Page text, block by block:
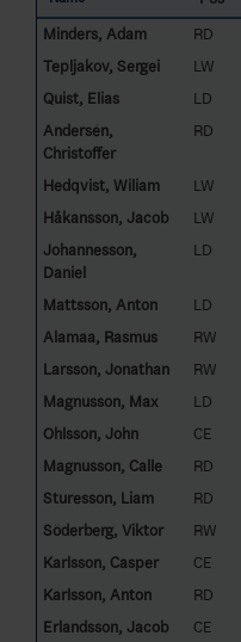
Minders, Adam
RD
Tepljakov, Sergei
LW
Quist, Elias
LD
Andersén,
Christoffer
RD
Hedqvist, Wiliam LW
Håkansson, Jacob
LW
Johannesson,
Daniel
LD
Mattsson, Anton LD
Alamaa, Rasmus
RW
Larsson, Jonathan
RW
Magnusson, Max
LD
Ohlsson, John
CE
Magnusson, Calle
RD
Sturesson, Liam
RD
Söderberg, Viktor
RW
Karlsson, Casper
CE
Karlsson, Anton
RD
Erlandsson, Jacob
CE